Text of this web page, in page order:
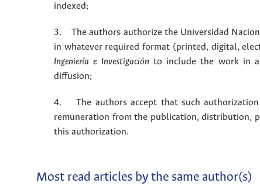
indexed;
3. The authors authorize the Universidad
in whatever required format (printed, digital,
Ingeniería e Investigación to include the work in
diffusion;
4. The authors accept that such authorization
remuneration from the publication, distribution,
this authorization.
Most read articles by the same author(s)